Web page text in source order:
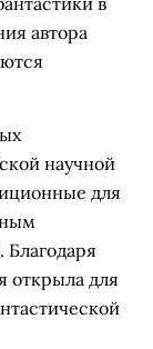
автора
научной
для
открыла для